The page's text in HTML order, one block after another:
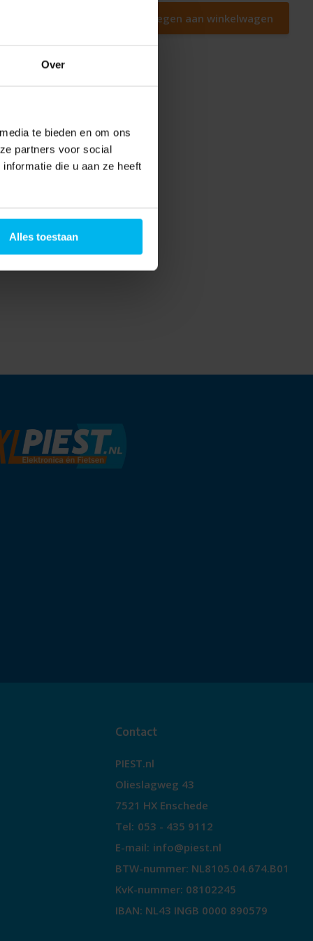
Over
te bieden en om ons
partners voor social
die u aan ze heeft
Alles toestaan
Toevoegen aan winkelwagen
Contact
PIEST.nl
Olieslagweg 43
7521 HX Enschede
Tel: 053 - 435 9112
E-mail: info@piest.nl
BTW-nummer: NL8105.04.674.B01
KvK-nummer: 08102245
IBAN: NL43 INGB 0000 890579